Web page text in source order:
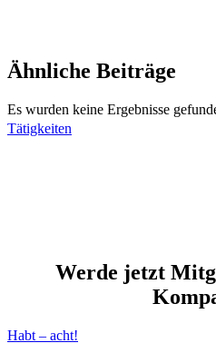
Ähnliche Beiträge
Es wurden keine Ergebnisse
Tätigkeiten
Werde jetzt
Habt – acht!